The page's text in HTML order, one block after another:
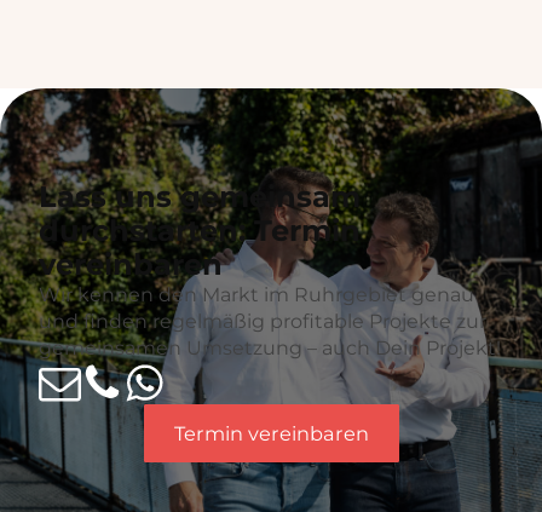
Lass uns gemeinsam
durchstarten: Termin
vereinbaren
Wir kennen den Markt im Ruhrgebiet genau
und finden regelmäßig profitable Projekte zur
gemeinsamen Umsetzung – auch Dein Projekt!
Termin vereinbaren